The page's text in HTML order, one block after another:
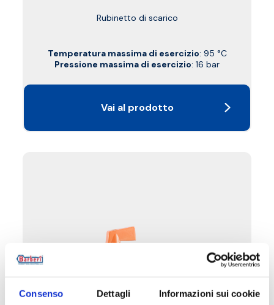
Consenso Dettagli Informazioni sui cookie
Rubinetto di scarico
Temperatura massima di esercizio: 95 °C
Pressione massima di esercizio: 16 bar
Vai al prodotto